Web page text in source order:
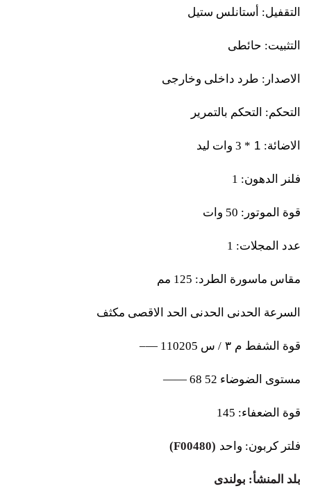
التقفيل: أستانلس ستيل
التثبيت: حائطى
الاصدار: طرد داخلى وخارجى
التحكم: التحكم بالتمرير
الاضائة: 1 * 3 وات ليد
فلنر الدهون: 1
قوة الموتور: 50 وات
عدد المجلات: 1
مقاس ماسورة الطرد: 125 مم
السرعة الحدنى الحدنى الحد الاقصى مكثف
قوة الشفط م ٣ / س 110205 —–
مستوى الضوضاء 52 68 ——
قوة الضعفاء: 145
فلتر كربون: واحد (F00480)
بلد المنشأ: بولندى